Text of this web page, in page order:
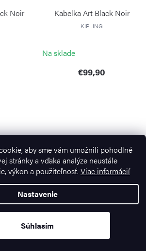
aby sme vám umožnili pohodlné
stránky a vďaka analýze neustále
výkon a použiteľnosť. Viac informácií
Nastavenie
Súhlasím
Noir Kabelka Art Black Noir
KIPLING
Na sklade
€99,90
Noir Kabelka Art Mini Blue Bleu 2
KIPLING
Na sklade